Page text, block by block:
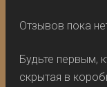
Отзывов пока
Будьте первым,
скрытая в